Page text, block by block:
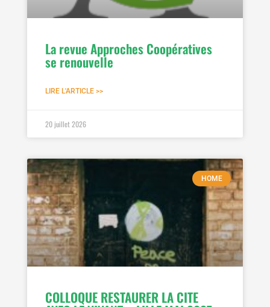
La revue Approches Coopératives
se renouvelle
LIRE L'ARTICLE >>
20 juillet 2026
HOME
COLLOQUE RESTAURER LA CITE